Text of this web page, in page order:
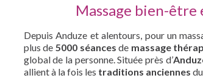
Massage bien-
Depuis Anduze et alentours, pour un
plus de 5000 séances de massage
global de la personne. Située près d’
allient à la fois les traditions anciennes